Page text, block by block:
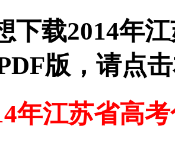
下载2014年
版，请点
年江苏省高